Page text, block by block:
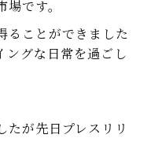
です。
ることができました
ングな日常を過ごし
たが先日プレスリリ